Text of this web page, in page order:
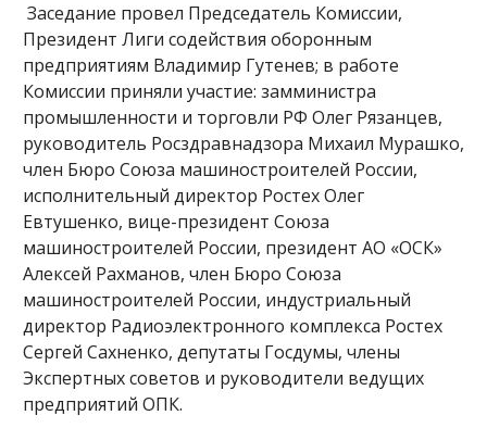
Заседание провел Председатель Комиссии,
Президент Лиги содействия оборонным
предприятиям Владимир Гутенев; в работе
Комиссии приняли участие: замминистра
промышленности и торговли РФ Олег Рязанцев,
руководитель Росздравнадзора Михаил Мурашко,
член Бюро Союза машиностроителей России,
исполнительный директор Ростех Олег
Евтушенко, вице-президент Союза
машиностроителей России, президент АО «ОСК»
Алексей Рахманов, член Бюро Союза
машиностроителей России, индустриальный
директор Радиоэлектронного комплекса Ростех
Сергей Сахненко, депутаты Госдумы, члены
Экспертных советов и руководители ведущих
предприятий ОПК.